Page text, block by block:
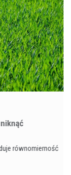
równomierność